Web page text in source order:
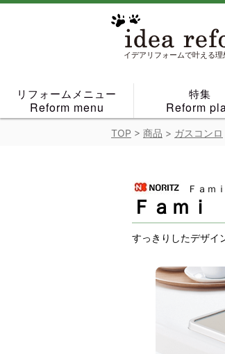
Skip
イデアリフォームで叶える理
リフォームメニュー
Reform menu
特集
Reform
TOP > 商品 > ガスコンロ
Ｆａｍｉ
Ｆａｍｉ
すっきりしたデザイ